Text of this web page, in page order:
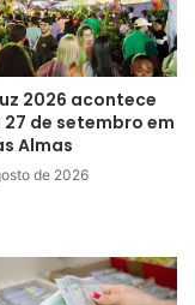
2026 acontece
27 de setembro em
Almas
de 2026